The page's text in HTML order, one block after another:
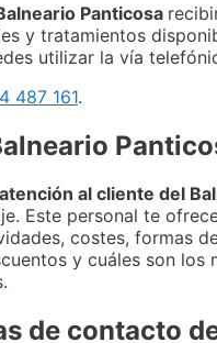
Panticosa
y tratamientos
utilizar la vía
487 161.
al cliente del
Este personal te
costes, formas
y cuáles son
de contacto